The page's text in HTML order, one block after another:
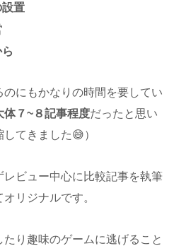
設置
にもかなりの時間を要してい
体７~８記事程度だったと思い
てきました😅）
ビュー中心に比較記事を執筆
リジナルです。
り趣味のゲームに逃げること